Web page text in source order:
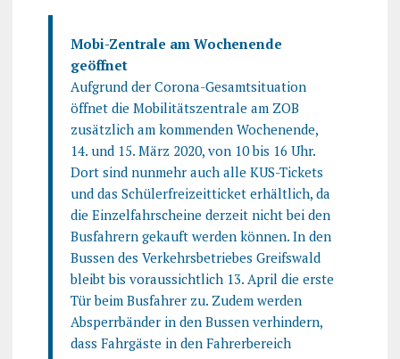
Mobi-Zentrale am Wochenende
geöffnet
Aufgrund der Corona-Gesamtsituation
öffnet die Mobilitätszentrale am ZOB
zusätzlich am kommenden Wochenende,
14. und 15. März 2020, von 10 bis 16 Uhr.
Dort sind nunmehr auch alle KUS-Tickets
und das Schülerfreizeitticket erhältlich, da
die Einzelfahrscheine derzeit nicht bei den
Busfahrern gekauft werden können. In den
Bussen des Verkehrsbetriebes Greifswald
bleibt bis voraussichtlich 13. April die erste
Tür beim Busfahrer zu. Zudem werden
Absperrbänder in den Bussen verhindern,
dass Fahrgäste in den Fahrerbereich